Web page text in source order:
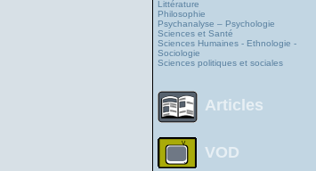
Littérature
Philosophie
Psychanalyse – Psychologie
Sciences et Santé
Sciences Humaines - Ethnologie -
Sociologie
Sciences politiques et sociales
Articles
VOD